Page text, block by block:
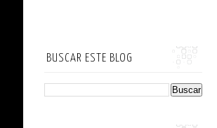
BUSCAR ESTE BLOG